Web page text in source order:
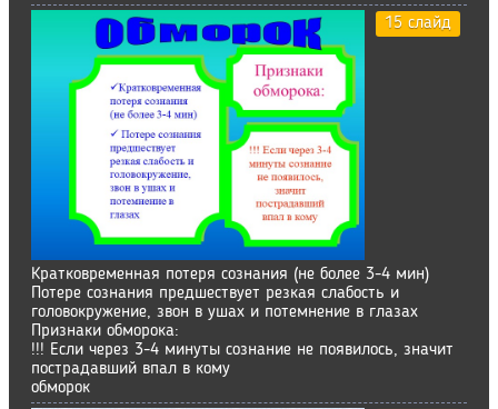
15 слайд
Кратковременная потеря сознания (не более 3-4 мин)
Потере сознания предшествует резкая слабость и
головокружение, звон в ушах и потемнение в глазах
Признаки обморока:
!!! Если через 3-4 минуты сознание не появилось, значит
пострадавший впал в кому
обморок